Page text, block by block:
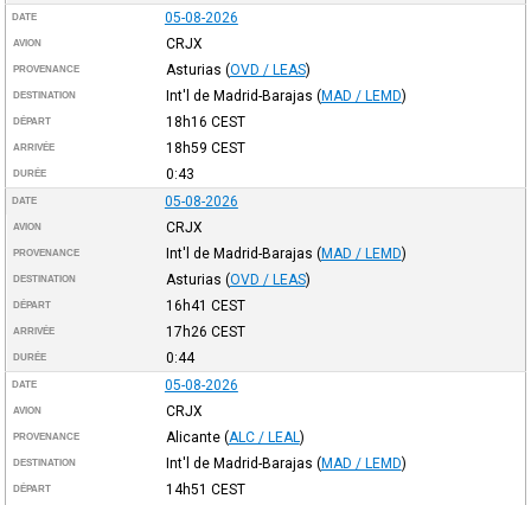
DATE 05-08-2026
AVION CRJX
PROVENANCE Asturias (OVD / LEAS)
DESTINATION Int'l de Madrid-Barajas (MAD / LEMD)
DÉPART 18h16 CEST
ARRIVÉE 18h59 CEST
DURÉE 0:43
DATE 05-08-2026
AVION CRJX
PROVENANCE Int'l de Madrid-Barajas (MAD / LEMD)
DESTINATION Asturias (OVD / LEAS)
DÉPART 16h41 CEST
ARRIVÉE 17h26 CEST
DURÉE 0:44
DATE 05-08-2026
AVION CRJX
PROVENANCE Alicante (ALC / LEAL )
DESTINATION Int'l de Madrid-Barajas (MAD / LEMD)
DÉPART 14h51 CEST